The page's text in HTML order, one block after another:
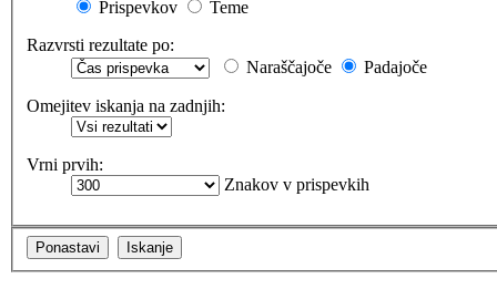
Prispevkov
Teme
Razvrsti rezultate po:
Naraščajoče
Padajoče
Omejitev iskanja na zadnjih:
Vrni prvih:
Znakov v prispevkih